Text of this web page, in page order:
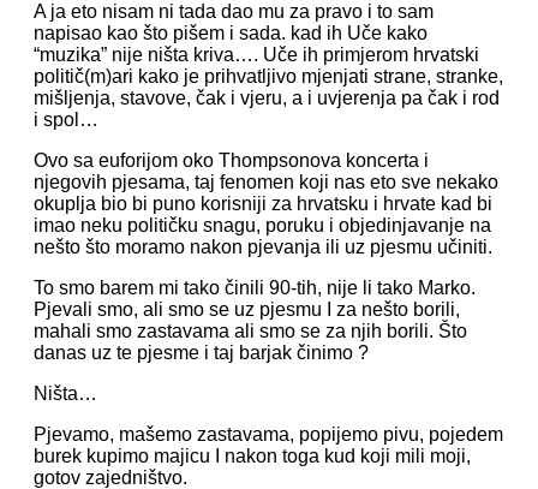
A ja eto nisam ni tada dao mu za pravo i to sam
napisao kao što pišem i sada. kad ih Uče kako
“muzika” nije ništa kriva…. Uče ih primjerom hrvatski
politič(m)ari kako je prihvatljivo mjenjati strane, stranke,
mišljenja, stavove, čak i vjeru, a i uvjerenja pa čak i rod
i spol…
Ovo sa euforijom oko Thompsonova koncerta i
njegovih pjesama, taj fenomen koji nas eto sve nekako
okuplja bio bi puno korisniji za hrvatsku i hrvate kad bi
imao neku političku snagu, poruku i objedinjavanje na
nešto što moramo nakon pjevanja ili uz pjesmu učiniti.
To smo barem mi tako činili 90-tih, nije li tako Marko.
Pjevali smo, ali smo se uz pjesmu I za nešto borili,
mahali smo zastavama ali smo se za njih borili. Što
danas uz te pjesme i taj barjak činimo ?
Ništa…
Pjevamo, mašemo zastavama, popijemo pivu, pojedem
burek kupimo majicu I nakon toga kud koji mili moji,
gotov zajedništvo.